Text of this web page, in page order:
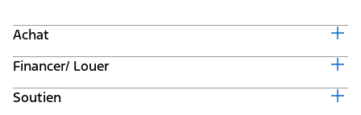
Achat
Équiper et obtenir un prix
Offres en cours
Suivi de commande automobile
Financer/ Louer
Valeur du véhicule d'échange
Soutien